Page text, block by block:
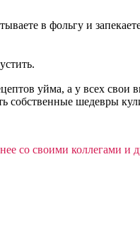
в фольгу и
уйма, а у всех
собственные шедевры
со своими коллегами